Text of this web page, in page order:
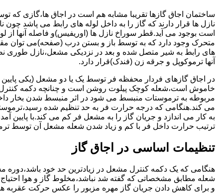
ساختمان اجاق گازها تقریبا مشابه هم است در اجاق ها،گازی که
نازل ها قرار دارند که گاز را به داخل لوله های رابط می پاشد چون
است بوجود می آید.قطر سوراخ نازل ها (اوریفیس)و فاصله آنها از
متحرک وجود دارد که به توسط باز و بستن درب (صفحه)می توان
های رابط به شیر متصل شده و بعد در نزدیکی مشعل،نازل طوری
آنها ترموکوپل و جرقه زن (فندک)قرار دارد.
در اجاق گازهای فردار محفظه فر توسط یک یا دو مشعل (یکی
خاموش است،شعله کوچک پیلوت روشن است و چنانچه دکمه کنترل را
مربوطه به ترموستات منبسط می شود در اثر منبسط شدن بخار
می کند.هنگامی که درجه حرارت فر به حد تنظیم شده
به کار می اندازد و جریان گاز را به مشعل فر کم می کند.با
ترتیب حرارت داخل فر با کم و زیاد شدن شعله مشعل آن توسط
تنظیمات اساسی در اجاق گاز
شعله مطابق مشخصاتی که گفته شد نباشد،مخلوط گاز و هوا احتیاج
و برای کاهش دادن جریان گاز مهره مزبور را عکس حرکت عقربه